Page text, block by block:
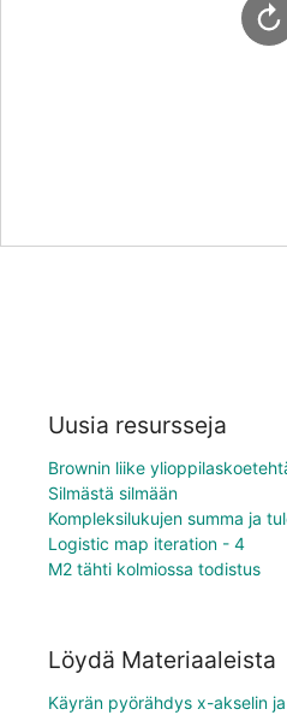
Uusia resursseja
Brownin liike
Silmästä silmään
Kompleksilukujen summa ja
Logistic map iteration - 4
M2 tähti kolmiossa todistus
Löydä Materiaaleista
Käyrän pyörähdys x-akselin